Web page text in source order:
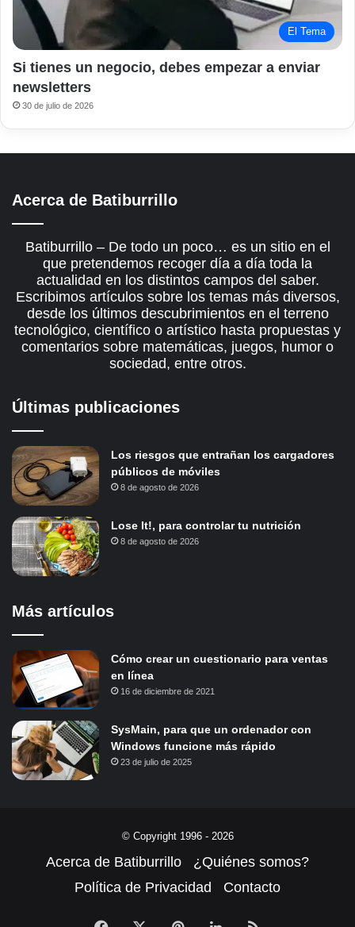
El Tema
Si tienes un negocio, debes empezar a enviar
newsletters
30 de julio de 2026
Acerca de Batiburrillo
Batiburrillo – De todo un poco… es un sitio en el
que pretendemos recoger día a día toda la
actualidad en los distintos campos del saber.
Escribimos artículos sobre los temas más diversos,
desde los últimos descubrimientos en el terreno
tecnológico, científico o artístico hasta propuestas y
comentarios sobre matemáticas, juegos, humor o
sociedad, entre otros.
Últimas publicaciones
Los riesgos que entrañan los cargadores
públicos de móviles
8 de agosto de 2026
Lose It!, para controlar tu nutrición
8 de agosto de 2026
Más artículos
Cómo crear un cuestionario para ventas
en línea
16 de diciembre de 2021
SysMain, para que un ordenador con
Windows funcione más rápido
23 de julio de 2025
© Copyright 1996 - 2026
Acerca de Batiburrillo
¿Quiénes somos?
Política de Privacidad
Contacto